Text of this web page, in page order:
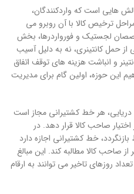
هایی است که واردکنندگان،
ترخیص کالا با آن روبرو می
لجستیک و فورواردرها، بخش
حمل کانتینری، نه به دلیل آسیب
و انباشت هزینه های توقف اتفاق
این حوزه، اولین گام برای مدیریت
هر خط کشتیرانی مجاز است
اختیار صاحب کالا قرار دهد. در
خط کشتیرانی اجازه دارد
از صاحب کالا مطالبه کند. این مبالغ
روزهای تاخیر می توانند به ارقام